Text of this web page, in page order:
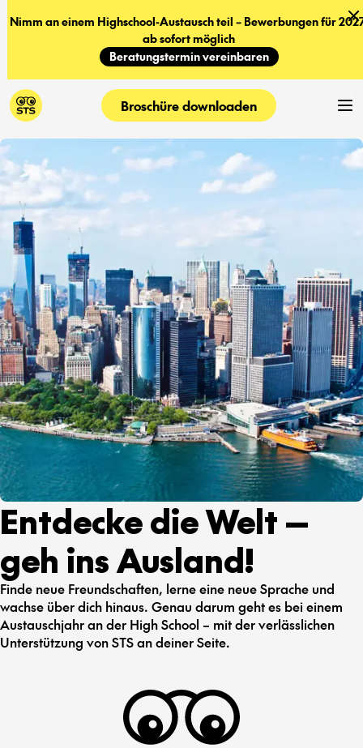
Nimm an einem Highschool-Austausch teil – Bewerbungen für
ab sofort möglich
Beratungstermin vereinbaren
Broschüre downloaden
Entdecke die Welt —
geh ins Ausland!
Finde neue Freundschaften, lerne eine neue Sprache und
wachse über dich hinaus. Genau darum geht es bei einem
Austauschjahr an der High School – mit der verlässlichen
Unterstützung von STS an deiner Seite.